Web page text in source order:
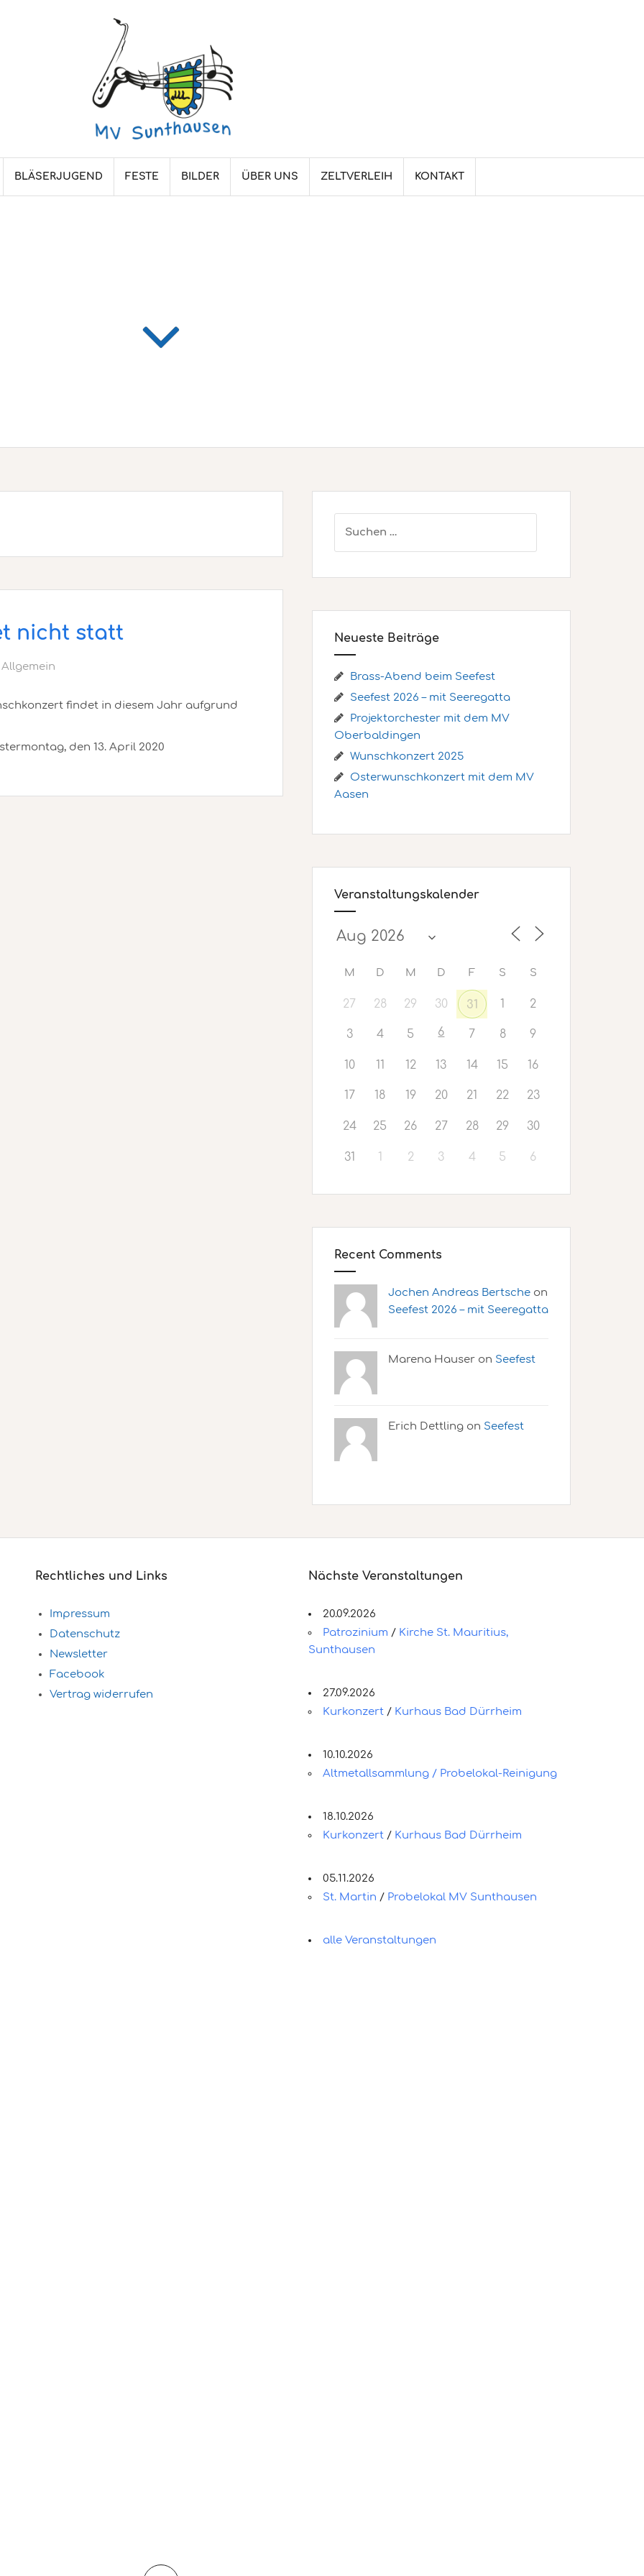
BLÄSERJUGEND FESTE BILDER ÜBER UNS ZELTVERLEIH KONTAKT
nicht statt
Allgemein
findet in diesem Jahr aufgrund
den 13. April 2020
nach:
Neueste Beiträge
Brass-Abend beim Seefest
Seefest 2026 – mit Seeregatta
Projektorchester mit dem MV
Oberbaldingen
Wunschkonzert 2025
Osterwunschkonzert mit dem MV
Aasen
Veranstaltungskalender
M D M D F S S
27 28 29 30 31 1 2
3 4 5 6 7 8 9
10 11 12 13 14 15 16
17 18 19 20 21 22 23
24 25 26 27 28 29 30
31 1 2 3 4 5 6
Recent Comments
Jochen Andreas Bertsche on
Seefest 2026 – mit Seeregatta
Marena Hauser on Seefest
Erich Dettling on Seefest
Rechtliches und Links
Impressum
Datenschutz
Newsletter
Facebook
Vertrag widerrufen
Nächste Veranstaltungen
20.09.2026
Patrozinium / Kirche St. Mauritius,
Sunthausen
27.09.2026
Kurkonzert / Kurhaus Bad Dürrheim
10.10.2026
Altmetallsammlung / Probelokal-Reinigung
18.10.2026
Kurkonzert / Kurhaus Bad Dürrheim
05.11.2026
St. Martin / Probelokal MV Sunthausen
alle Veranstaltungen